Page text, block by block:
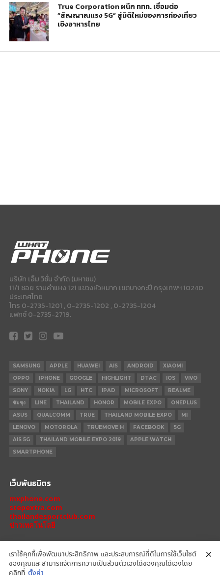
True Corporation ผนึก ททท. เชื่อมต่อ
“สัญญาณแรง 5G” สู่มิติใหม่ของการท่องเที่ยว
เชิงอาหารไทย
บริษัท เอ็ม วิชั่น จำกัด (มหาชน)
11/1 ซอย รามคำแหง 121 แขวงหัวหมาก เขตบางกะปี กรุงเทพฯ 10240
ประเทศไทย
โทร 0-2735-1201 , 0-2735-1202 , 0-2735-1204
แฟกซ์ 0-2735-2719.
SAMSUNG APPLE HUAWEI AIS ANDROID
XIAOMI
OPPO
IPHONE GOOGLE HIGHLIGHT DTAC IOS
VIVO
SONY
NOKIA LG HTC IPAD MICROSOFT
REALME
ซัมซุง
LINE THAILAND HONOR MOBILE EXPO
ONEPLUS
ASUS
QUALCOMM TRUE THAILAND MOBILE EXPO
MI
LENOVO
MOTOROLA TRUEMOVE H FACEBOOK
5G
AIS 5G
THAILAND MOBILE EXPO 2019
APPLE WATCH
SMARTPHONE
เว็บพันธมิตร
mxphone.com
stepextra.com
thailandesportclub.com
ข่าวเทคโนโลยี
IPHONE 14 PRO
เราใช้คุกกี้เพื่อพัฒนาประสิทธิภาพ และประสบการณ์ที่ดีในการใช้เว็บไซต์
ของคุณและสามารถจัดการความเป็นส่วนตัวเองได้ของคุณได้เองโดย
คลิกที่ ตั้งค่า